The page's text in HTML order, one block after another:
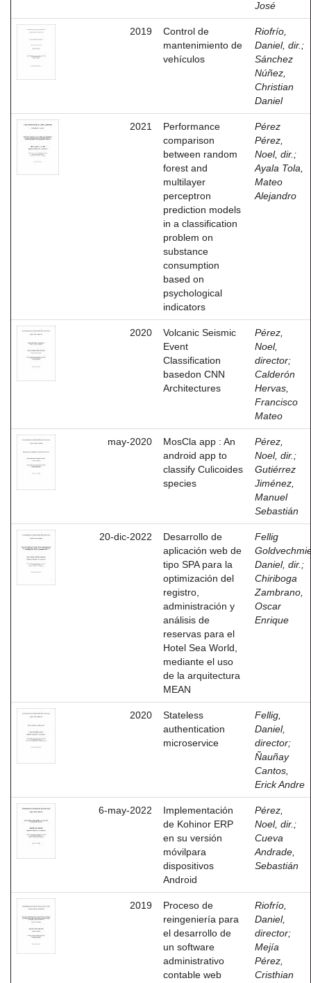
José
2019
Control de
mantenimiento de
vehículos
Riofrío,
Daniel, dir. ;
Sánchez
Núñez,
Christian
Daniel
2021
Performance
comparison
between random
forest and
multilayer
perceptron
prediction models
in a classification
problem on
substance
consumption
based on
psychological
indicators
Pérez
Pérez,
Noel, dir. ;
Ayala Tola,
Mateo
Alejandro
2020
Volcanic Seismic
Event
Classification
basedon CNN
Architectures
Pérez,
Noel,
director;
Calderón
Hervas,
Francisco
Mateo
may-2020
MosCla app : An
android app to
classify Culicoides
species
Pérez,
Noel, dir. ;
Gutiérrez
Jiménez,
Manuel
Sebastián
20-dic-2022
Desarrollo de
aplicación web de
tipo SPA para la
optimización del
registro,
administración y
análisis de
reservas para el
Hotel Sea World,
mediante el uso
de la arquitectura
MEAN
Fellig
Daniel, dir. ;
Chiriboga
Zambrano,
Oscar
Enrique
2020
Stateless
authentication
microservice
Fellig,
Daniel,
director;
Ñauñay
Cantos,
Erick Andre
6-may-2022
Implementación
de Kohinor ERP
en su versión
móvilpara
dispositivos
Android
Pérez,
Noel, dir. ;
Cueva
Andrade,
Sebastián
2019
Proceso de
reingeniería para
el desarrollo de
un software
administrativo
contable web
Riofrío,
Daniel,
director;
Mejía
Pérez,
Cristhian